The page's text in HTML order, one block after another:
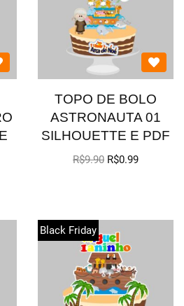
TOPO DE BOLO
ASTRONAUTA 01
SILHOUETTE E PDF
R$9.90 R$0.99
Black Friday